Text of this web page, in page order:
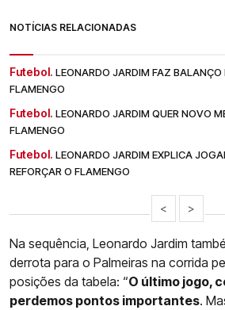
NOTÍCIAS RELACIONADAS
Futebol. LEONARDO JARDIM FAZ BALANÇO
FLAMENGO
Futebol. LEONARDO JARDIM QUER NOVO
FLAMENGO
Futebol. LEONARDO JARDIM EXPLICA
REFORÇAR O FLAMENGO
< >
Na sequência, Leonardo Jardim
derrota para o Palmeiras na corrida
posições da tabela: “O último jogo,
perdemos pontos importantes.